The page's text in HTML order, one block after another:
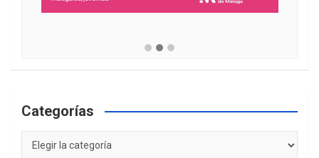
Categorías
Categorías